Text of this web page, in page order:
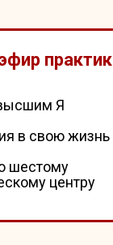
Я
в свою жизнь
шестому
центру
практик